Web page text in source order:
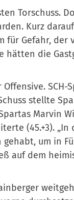
Torschuss.
Kurz
für Gefahr, der
die
SCH-
stellte
Marvin
(45.+3).
um in
auf dem